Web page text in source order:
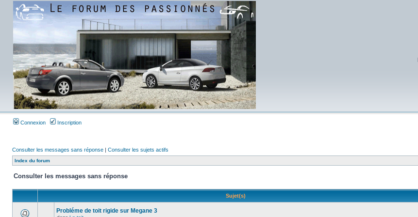
Connexion Inscription
Consulter les messages sans réponse | Consulter les sujets actifs
Index du forum
Consulter les messages sans réponse
Sujet(s)
Probléme de toit rigide sur Megane 3